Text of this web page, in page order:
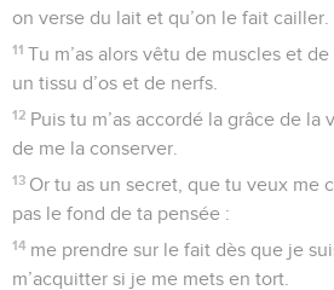
on verse du lait et qu’on le fait cailler.
11 Tu m’as alors vêtu de muscles et
un tissu d’os et de nerfs.
12 Puis tu m’as accordé la grâce de la
de me la conserver.
13 Or tu as un secret, que tu veux me
pas le fond de ta pensée :
14 me prendre sur le fait dès que je
m’acquitter si je me mets en tort.